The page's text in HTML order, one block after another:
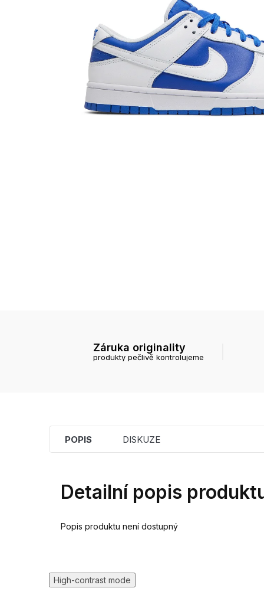
Záruka originality
produkty pečlivě kontrolujeme
POPIS DISKUZE
Detailní popis
Popis produktu není dostupný
High-contrast mode